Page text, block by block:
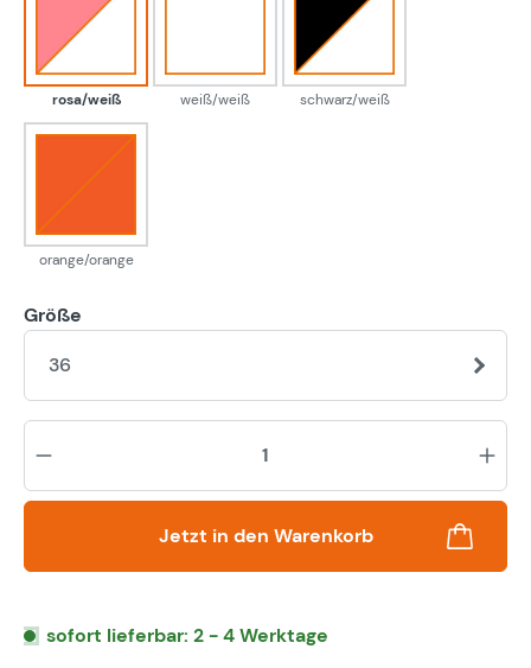
rosa/weiß
rosa/weiß weiß/weiß schwarz/weiß
orange/orange
Größe
36
Jetzt in den Warenkorb
sofort lieferbar: 2 - 4 Werktage